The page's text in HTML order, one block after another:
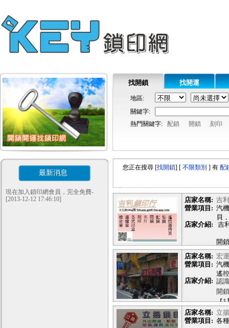
找開鎖 找開運
地區:
關鍵字:
熱門關鍵字: 配鎖 開鎖 刻印
最新消息
現在加入鎖印網會員，完全免費-
[2013-12-12 17:46:10]
您正在搜尋 [找開鎖] [ 不限類別 ] 有 配
店家名稱: 吉
營業項目: 汽
貝
筆
店家介紹: 吉
開
續
靠
壢
元
春
中
店家名稱: 宏
營業項目: 汽
遙
電
店家介紹: 認
開
【1
．
．
店家名稱: 立
營業項目: 各